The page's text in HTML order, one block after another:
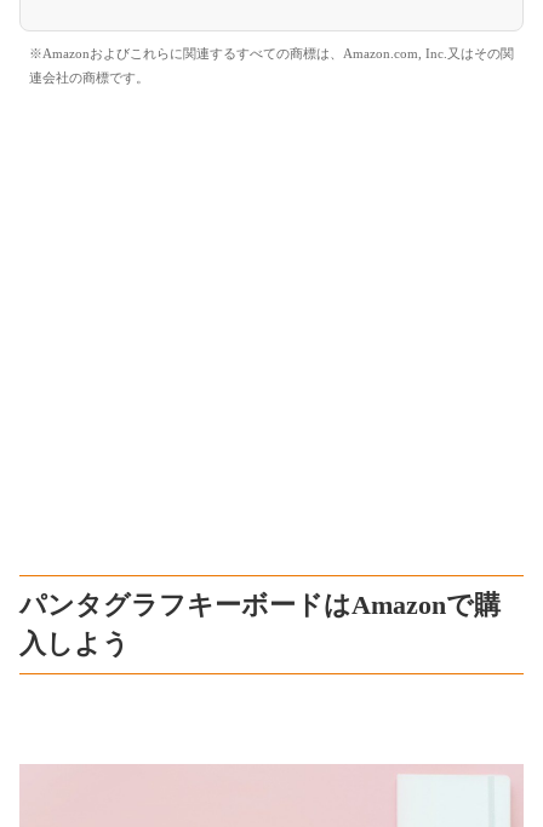
※Amazonおよびこれらに関連するすべての商標は、Amazon.com, Inc.又はその関
連会社の商標です。
パンタグラフキーボードはAmazonで購
入しよう